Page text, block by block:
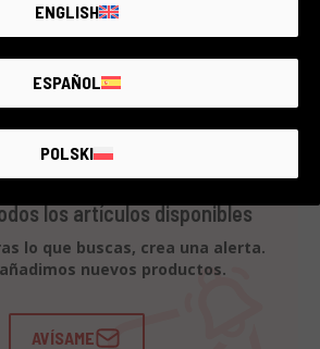
los artículos disponibles
lo que buscas, crea una alerta.
nuevos productos.
AVÍSAME
ENGLISH
ESPAÑOL
POLSKI